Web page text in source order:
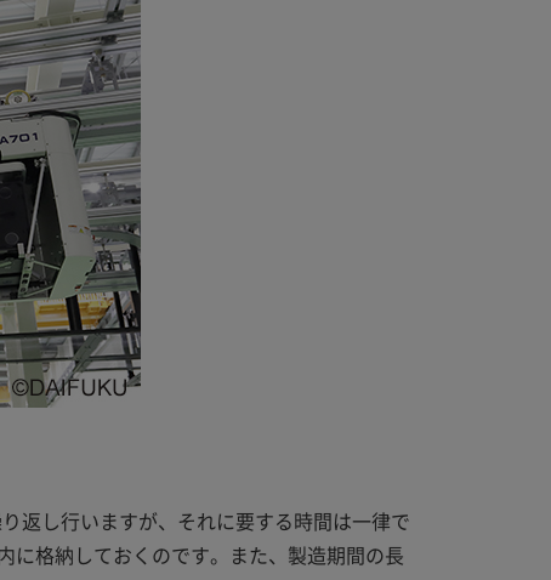
返し行いますが、それに要する時間は一律で
に格納しておくのです。また、製造期間の長